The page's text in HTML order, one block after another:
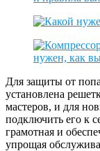
Для защиты от
установлена
мастеров, и для
подключить его к
грамотная и
упрощая